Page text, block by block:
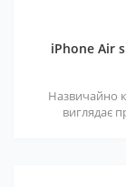
iPhone Air
Назвичайно
виглядає